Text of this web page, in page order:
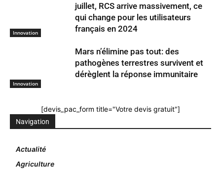
Innovation
juillet, RCS arrive massivement, ce
qui change pour les utilisateurs
français en 2024
Innovation
Mars n’élimine pas tout: des
pathogènes terrestres survivent et
dérèglent la réponse immunitaire
[devis_pac_form title="Votre devis gratuit"]
Navigation
Actualité
Agriculture